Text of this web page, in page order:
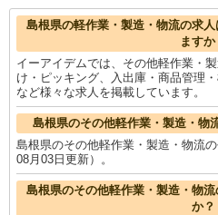
製造・組立・加工1,356円
島根県の他の職種の平均時給を見る
島根県の軽作業・製造・物流の求
ますか
イーアイデムでは、その他軽作業・
け・ピッキング、入出庫・商品管理
など様々な求人を掲載しています。
島根県のその他軽作業・製造・物
島根県のその他軽作業・製造・物流
08月03日更新）。
島根県のその他軽作業・製造・物
か？